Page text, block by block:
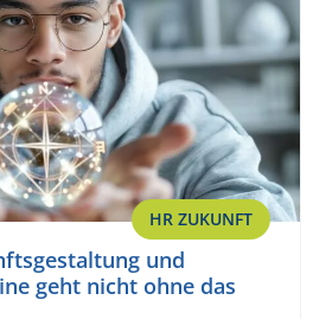
HR ZUKUNFT
und
geht nicht ohne das